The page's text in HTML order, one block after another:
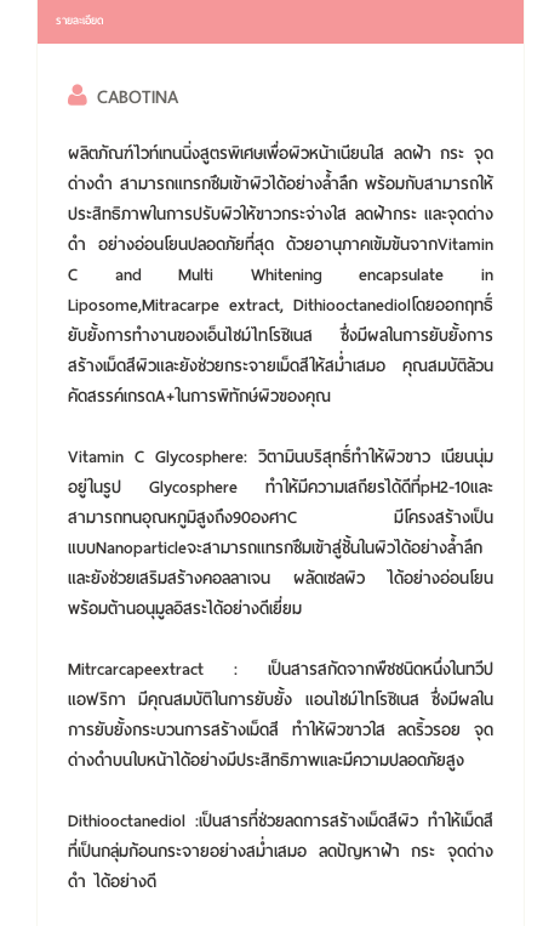
รายละเอียด
CABOTINA
ผลิตภัณฑ์ไวท์เทนนิ่งสูตรพิเศษเพื่อผิวหน้าเนียนใส ลดฝ้า กระ จุด
ด่างดำ สามารถแทรกซึมเข้าผิวได้อย่างล้ำลึก พร้อมกับสามารถให้
ประสิทธิภาพในการปรับผิวให้ขาวกระจ่างใส ลดฝ้ากระ และจุดด่าง
ดำ อย่างอ่อนโยนปลอดภัยที่สุด ด้วยอานุภาคเข้มข้นจากVitamin
C and Multi Whitening encapsulate in
Liposome,Mitracarpe extract, Dithiooctanediolโดยออกฤทธิ์
ยับยั้งการทำงานของเอ็นไซม์ไทโรซิเนส ซึ่งมีผลในการยับยั้งการ
สร้างเม็ดสีผิวและยังช่วยกระจายเม็ดสีให้สม่ำเสมอ คุณสมบัติล้วน
คัดสรรค์เกรดA+ในการพิทักษ์ผิวของคุณ
Vitamin C Glycosphere: วิตามินบริสุทธิ์ทำให้ผิวขาว เนียนนุ่ม
อยู่ในรูป Glycosphere ทำให้มีความเสถียรได้ดีที่pH2-10และ
สามารถทนอุณหภูมิสูงถึง90องศาC มีโครงสร้างเป็น
แบบNanoparticleจะสามารถแทรกซึมเข้าสู่ชั้นในผิวได้อย่างล้ำลึก
และยังช่วยเสริมสร้างคอลลาเจน ผลัดเซลผิว ได้อย่างอ่อนโยน
พร้อมต้านอนุมูลอิสระได้อย่างดีเยี่ยม
Mitrcarcapeextract : เป็นสารสกัดจากพืชชนิดหนึ่งในทวีป
แอฟริกา มีคุณสมบัติในการยับยั้ง แอนไซม์ไทโรซิเนส ซึ่งมีผลใน
การยับยั้งกระบวนการสร้างเม็ดสี ทำให้ผิวขาวใส ลดริ้วรอย จุด
ด่างดำบนใบหน้าได้อย่างมีประสิทธิภาพและมีความปลอดภัยสูง
Dithiooctanediol :เป็นสารที่ช่วยลดการสร้างเม็ดสีผิว ทำให้เม็ดสี
ที่เป็นกลุ่มก้อนกระจายอย่างสม่ำเสมอ ลดปัญหาฝ้า กระ จุดด่าง
ดำ ได้อย่างดี